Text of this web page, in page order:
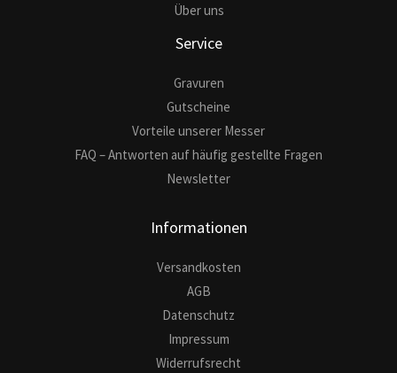
Über uns
Service
Gravuren
Gutscheine
Vorteile unserer Messer
FAQ – Antworten auf häufig gestellte Fragen
Newsletter
Informationen
Versandkosten
AGB
Datenschutz
Impressum
Widerrufsrecht